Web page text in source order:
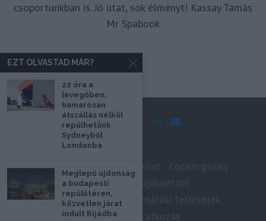
csoportunkban is. Jó utat, sok élményt! Kassay Tamás
Mr Spabook
Impresszum
Adatkezelési tájékoztató
Szerzői jogok, felhasználási feltételek
Hírlevél feliratkozás
EZT OLVASTAD MÁR?
22 óra a
levegőben,
hamarosan
átszállás nélkül
repülhetünk
Sydneyből
Londonba
Meglepő újdonság
a budapesti
repülőtéren,
közvetlen járat
indult Rijádba